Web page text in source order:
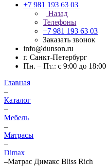
+7 981 193 63 03
Назад
Телефоны
+7 981 193 63 03
Заказать звонок
info@dunson.ru
г. Санкт-Петербург
Пн. – Пт.: с 9:00 до 18:00
Главная
–
Каталог
–
Мебель
–
Матрасы
–
Dimax
–Матрас Димакс Bliss Rich